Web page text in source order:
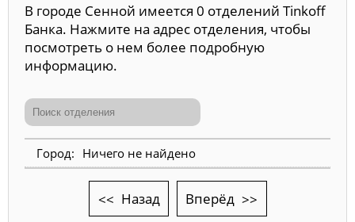
В городе Сенной имеется 0 отделений Tinkoff
Банка. Нажмите на адрес отделения, чтобы
посмотреть о нем более подробную
информацию.
Ничего не найдено
Назад Вперёд